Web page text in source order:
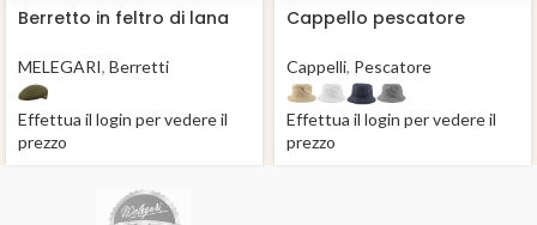
Berretto in feltro di lana
MELEGARI, Berretti
Effettua il login per vedere il
prezzo
Cappello pescatore
Cappelli, Pescatore
Effettua il login per vedere il
prezzo